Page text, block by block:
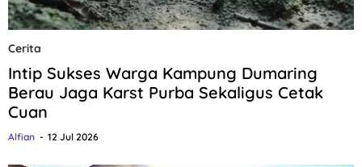
Cerita
Intip Sukses Warga Kampung Dumaring
Berau Jaga Karst Purba Sekaligus Cetak
Cuan
Alfian 12 Jul 2026